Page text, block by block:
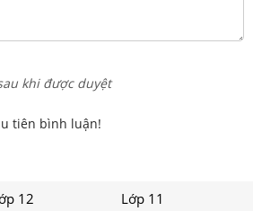
khi được duyệt
tiên bình luận!
12
Lớp 11